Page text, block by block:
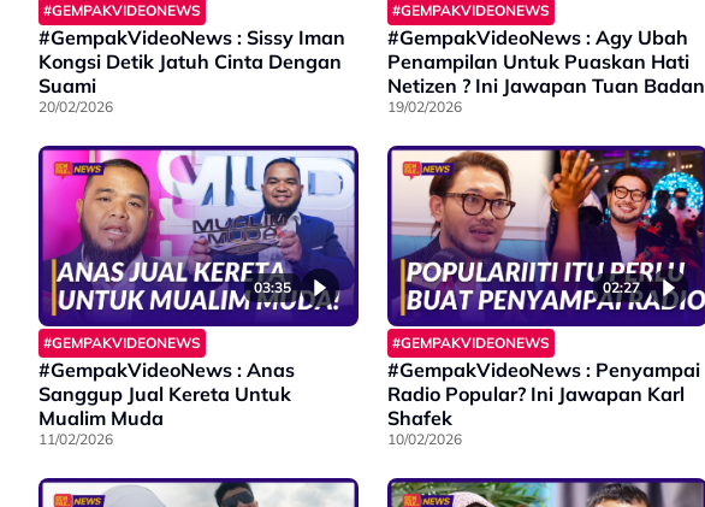
#GEMPAKVIDEONEWS
#GempakVideoNews : Sissy Iman
Kongsi Detik Jatuh Cinta Dengan
Suami
20/02/2026
#GEMPAKVIDEONEWS
#GempakVideoNews : Agy Ubah
Penampilan Untuk Puaskan Hati
Netizen ? Ini Jawapan Tuan Badan
19/02/2026
03:35
#GEMPAKVIDEONEWS
#GempakVideoNews : Anas
Sanggup Jual Kereta Untuk
Mualim Muda
11/02/2026
02:27
#GEMPAKVIDEONEWS
#GempakVideoNews : Penyampai
Radio Popular? Ini Jawapan Karl
Shafek
10/02/2026